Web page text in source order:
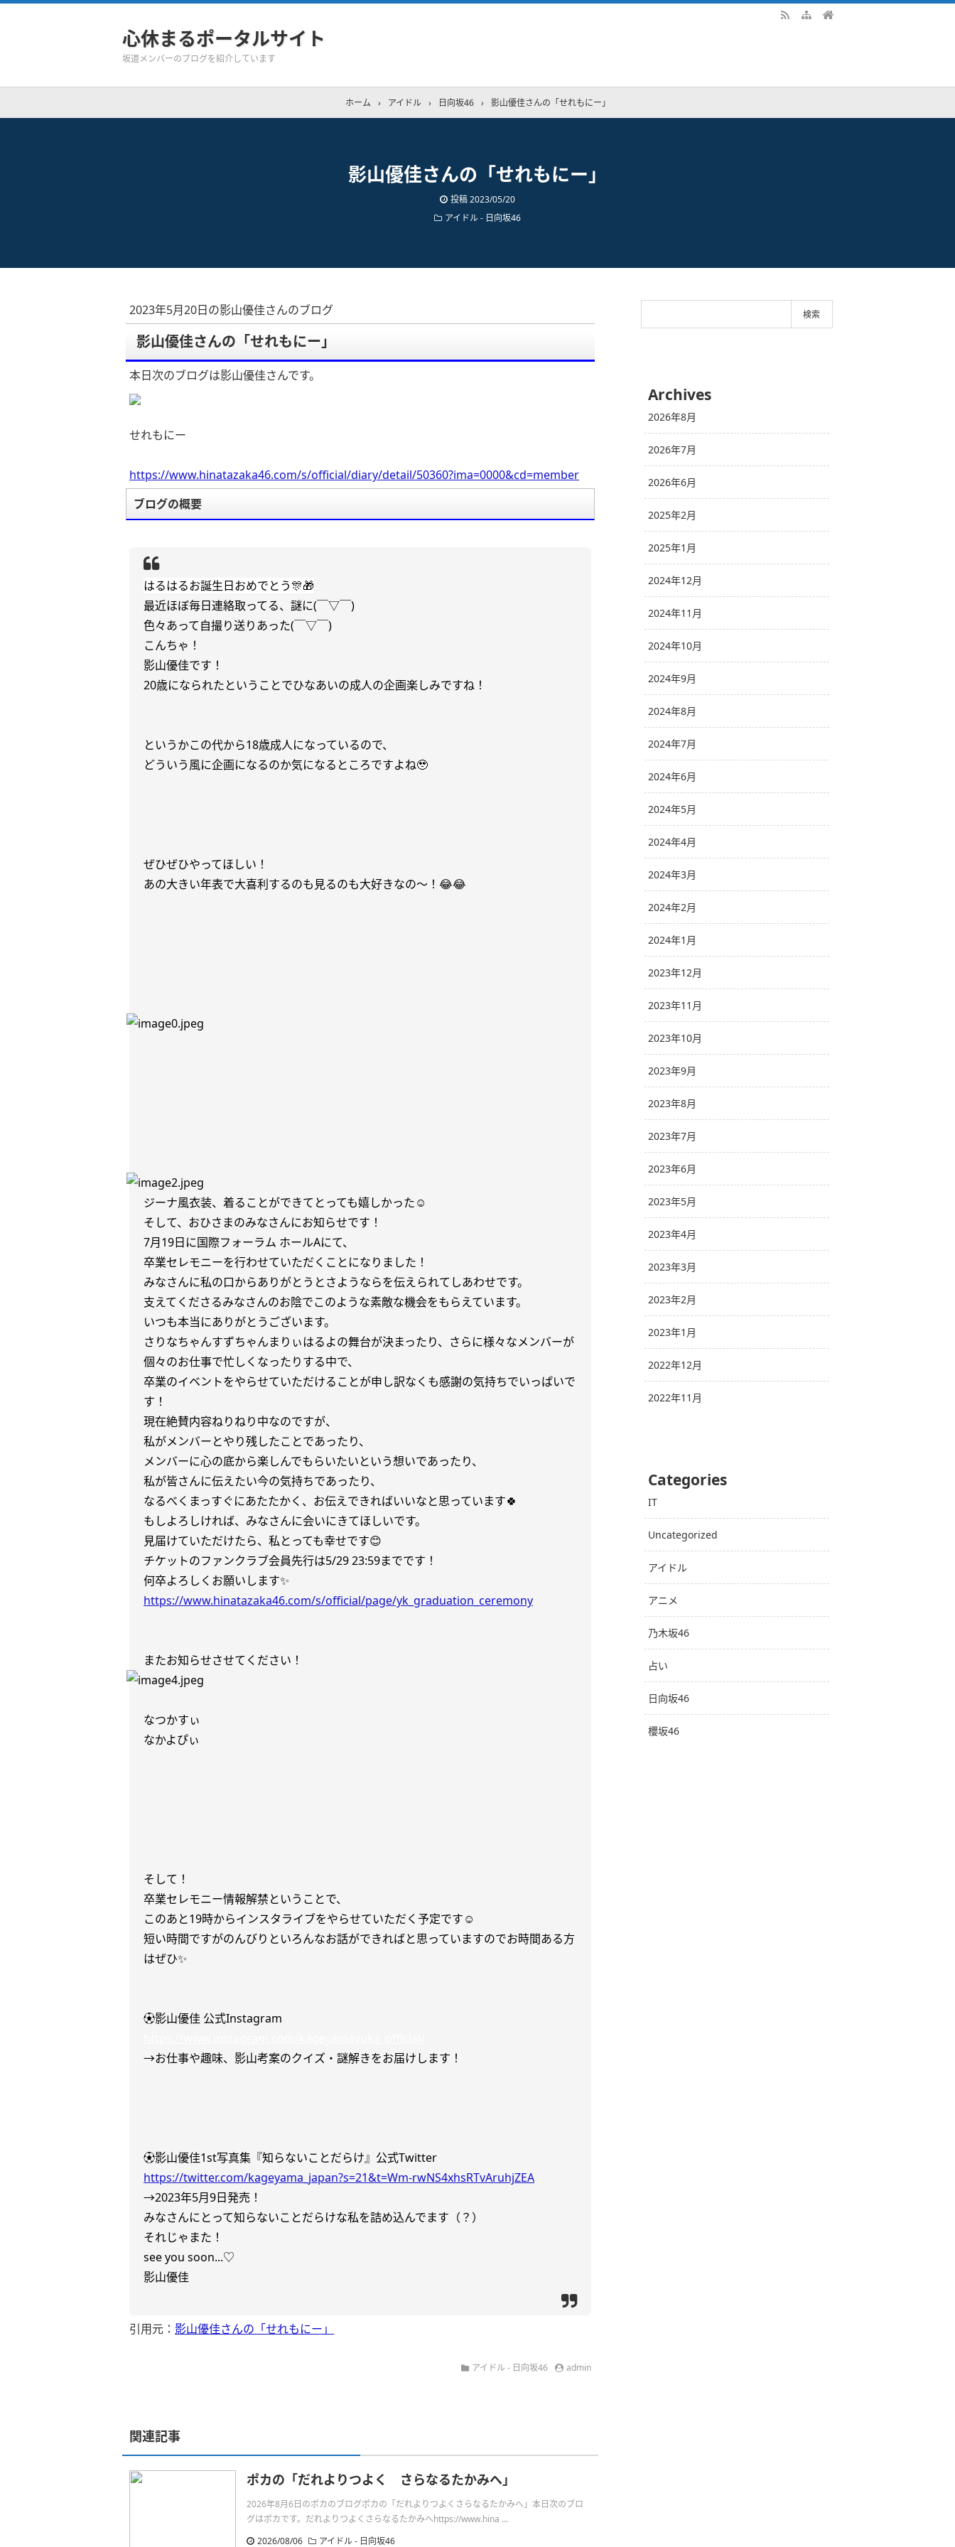
心休まるポータルサイト
坂道メンバーのブログを紹介しています
ホーム › アイドル › 日向坂46 › 影山優佳さんの「せれもにー」
影山優佳さんの「せれもにー」
投稿2023/05/20
アイドル - 日向坂46
2023年5月20日の影山優佳さんのブログ
影山優佳さんの「せれもにー」
本日次のブログは影山優佳さんです。
せれもにー
https://www.hinatazaka46.com/s/official/diary/detail/50360?ima=0000&cd=member
ブログの概要
はるはるお誕生日おめでとう🎊🎁
最近ほぼ毎日連絡取ってる、謎に(￣▽￣)
色々あって自撮り送りあった(￣▽￣)
こんちゃ！
影山優佳です！
20歳になられたということでひなあいの成人の企画楽しみですね！
というかこの代から18歳成人になっているので、
どういう風に企画になるのか気になるところですよね🥹
ぜひぜひやってほしい！
あの大きい年表で大喜利するのも見るのも大好きなの〜！😂😂
ジーナ風衣装、着ることができてとっても嬉しかった☺︎
そして、おひさまのみなさんにお知らせです！
7月19日に国際フォーラム ホールAにて、
卒業セレモニーを行わせていただくことになりました！
みなさんに私の口からありがとうとさようならを伝えられてしあわせです。
支えてくださるみなさんのお陰でこのような素敵な機会をもらえています。
いつも本当にありがとうございます。
さりなちゃんすずちゃんまりぃはるよの舞台が決まったり、さらに様々なメンバーが
個々のお仕事で忙しくなったりする中で、
卒業のイベントをやらせていただけることが申し訳なくも感謝の気持ちでいっぱいで
す！
現在絶賛内容ねりねり中なのですが、
私がメンバーとやり残したことであったり、
メンバーに心の底から楽しんでもらいたいという想いであったり、
私が皆さんに伝えたい今の気持ちであったり、
なるべくまっすぐにあたたかく、お伝えできればいいなと思っています🍀
もしよろしければ、みなさんに会いにきてほしいです。
見届けていただけたら、私とっても幸せです😊
チケットのファンクラブ会員先行は5/29 23:59までです！
何卒よろしくお願いします✨
https://www.hinatazaka46.com/s/official/page/yk_graduation_ceremony
またお知らせさせてください！
なつかすぃ
なかよぴぃ
そして！
卒業セレモニー情報解禁ということで、
このあと19時からインスタライブをやらせていただく予定です☺︎
短い時間ですがのんびりといろんなお話ができればと思っていますのでお時間ある方
はぜひ✨
⚽️影山優佳 公式Instagram
→お仕事や趣味、影山考案のクイズ・謎解きをお届けします！
⚽️影山優佳1st写真集『知らないことだらけ』公式Twitter
https://twitter.com/kageyama_japan?s=21&t=Wm-rwNS4xhsRTvAruhjZEA
→2023年5月9日発売！
みなさんにとって知らないことだらけな私を詰め込んでます（？）
それじゃまた！
see you soon...♡
影山優佳
引用元： 影山優佳さんの「せれもにー」
アイドル - 日向坂46 admin
関連記事
ポカの「だれよりつよく さらなるたかみへ」
2026年8月6日のポカのブログポカの「だれよりつよくさらなるたかみへ」本日次のブロ
グはポカです。だれよりつよくさらなるたかみへhttps://www.hina ...
2026/08/06
アイドル - 日向坂46
Archives
2026年8月
2026年7月
2026年6月
2025年2月
2025年1月
2024年12月
2024年11月
2024年10月
2024年9月
2024年8月
2024年7月
2024年6月
2024年5月
2024年4月
2024年3月
2024年2月
2024年1月
2023年12月
2023年11月
2023年10月
2023年9月
2023年8月
2023年7月
2023年6月
2023年5月
2023年4月
2023年3月
2023年2月
2023年1月
2022年12月
2022年11月
Categories
IT
Uncategorized
アイドル
アニメ
乃木坂46
占い
日向坂46
櫻坂46